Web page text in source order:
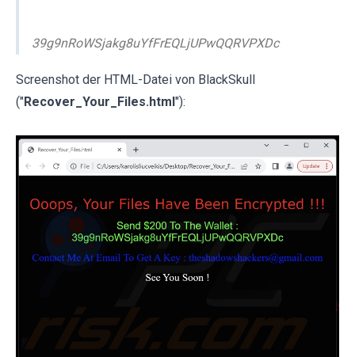
39g9nRoWSjakg8uYfFrEQLjUPwQQRVPXDc
Screenshot der HTML-Datei von BlackSkull
("Recover_Your_Files.html"):